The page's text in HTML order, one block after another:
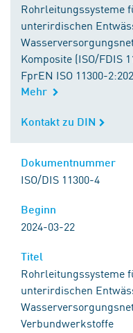
Rohrleitungssysteme
unterirdischen
Komposite (ISO/FDIS
FprEN ISO 11300-
Mehr
Kontakt zu DIN
Kontakt zu DIN
Dokumentnummer
ISO/DIS 11300-4
Beginn
2024-03-22
Titel
Rohrleitungssysteme
unterirdischen
Verbundwerkstoffe